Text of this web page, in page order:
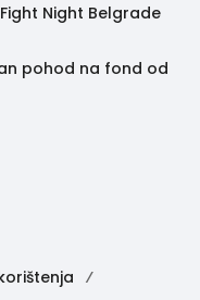
Night Belgrade
pohod na fond od